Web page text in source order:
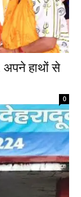
अपने हाथों से
0